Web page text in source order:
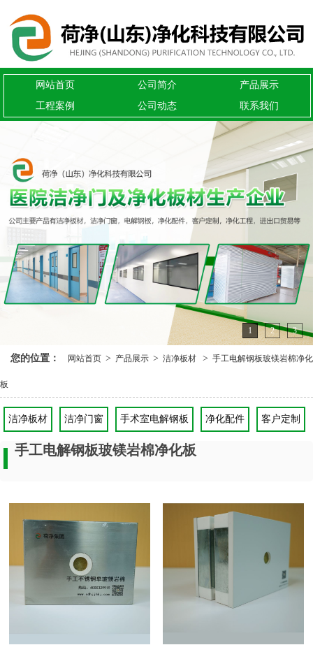
网站首页 公司简介
产品展示
工程案例
公司动态 联系我们
1 2 3
您的位置： 网站首页 > 产品展示 > 洁净板材 > 手工电解钢板玻镁岩棉净化
板
洁净板材 洁净门窗 手术室电解钢板 净化配件 客户定制
手工电解钢板玻镁岩棉净化板